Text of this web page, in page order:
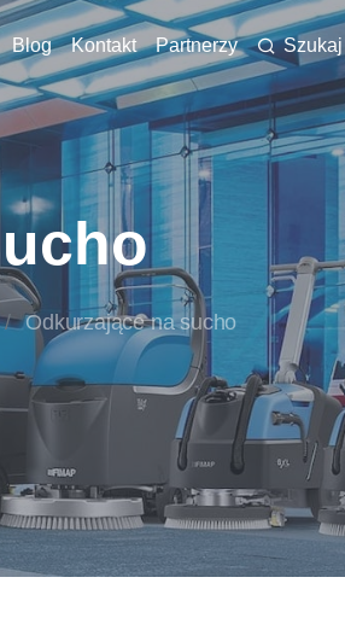
Blog Kontakt Partnerzy Szukaj
Odkurzające na sucho